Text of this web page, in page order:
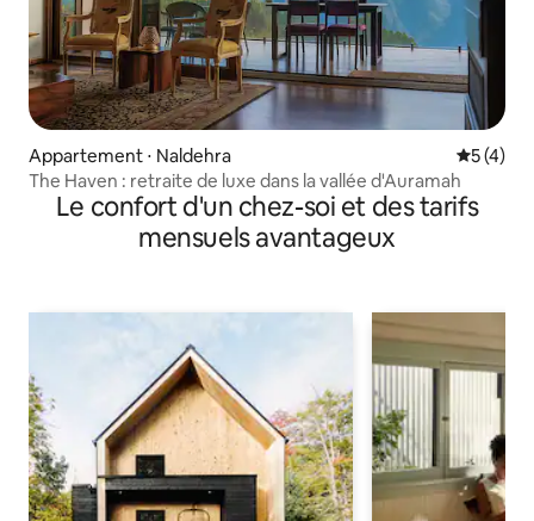
Appartement ⋅ Naldehra
5 (4)
The Haven : retraite de luxe dans la vallée d'Auramah
Le confort d'un chez-soi et des tarifs
mensuels avantageux